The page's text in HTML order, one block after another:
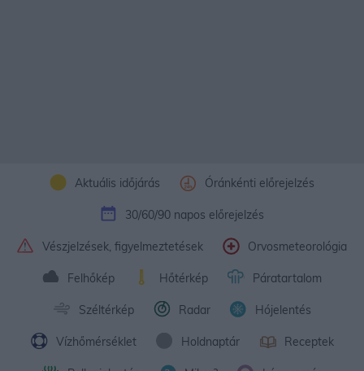
Aktuális időjárás Óránkénti előrejelzés
30/60/90 napos előrejelzés
Vészjelzések, figyelmeztetések Orvosmeteorológia
Felhőkép Hőtérkép Páratartalom
Széltérkép Radar Hójelentés
Vízhőmérséklet Holdnaptár Receptek